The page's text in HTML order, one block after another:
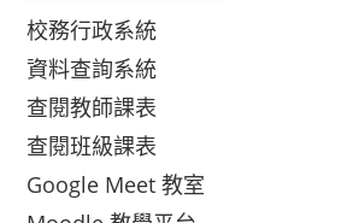
校務行政系統
資料查詢系統
查閱教師課表
查閱班級課表
Google Meet 教室